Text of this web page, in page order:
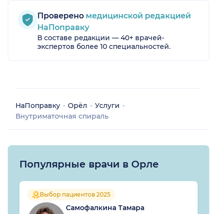
Проверено медицинской редакцией
НаПоправку
В составе редакции — 40+ врачей-
экспертов более 10 специальностей.
НаПоправку Орёл
Услуги
Внутриматочная спираль
Популярные врачи в Орле
Выбор пациентов 2025
Самофалкина Тамара